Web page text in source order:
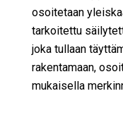
osoitetaan
tarkoitettu
joka tullaan
rakentamaan,
mukaisella